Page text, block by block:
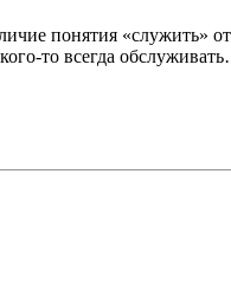
понятия «служить»
то всегда